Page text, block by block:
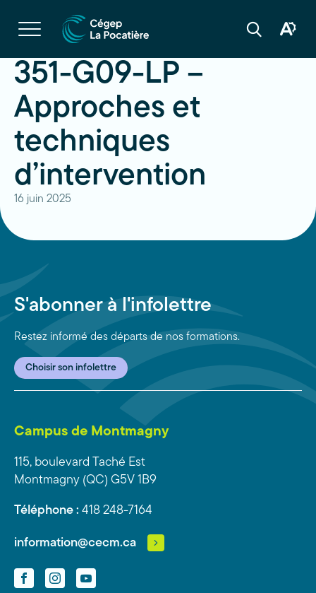
Ouvrir
la
navigation
site
Ouvrir
Ouvrir
351-G09-LP –
Approches et
techniques
d’intervention
16 juin 2025
S'abonner à l'infolettre
Restez informé des départs de nos formations.
Choisir son infolettre
Campus de Montmagny
115, boulevard Taché Est
Montmagny (QC) G5V 1B9
Téléphone : 418 248-7164
information@cecm.ca
FacebookInstagramYouTube